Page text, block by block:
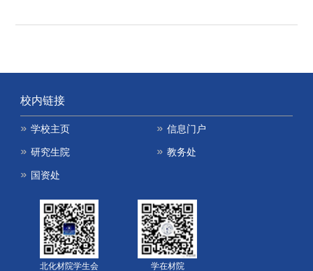
校内链接
学校主页 信息门户
研究生院 教务处
国资处
北化材院学生会 学在材院